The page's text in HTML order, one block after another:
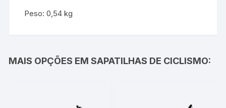
Peso: 0,54 kg
MAIS OPÇÕES EM SAPATILHAS DE CICLISMO: